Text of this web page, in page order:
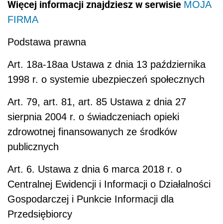
Więcej informacji znajdziesz w serwisie MOJA
FIRMA
Podstawa prawna
Art. 18a-18aa Ustawa z dnia 13 października
1998 r. o systemie ubezpieczeń społecznych
Art. 79, art. 81, art. 85 Ustawa z dnia 27
sierpnia 2004 r. o świadczeniach opieki
zdrowotnej finansowanych ze środków
publicznych
Art. 6. Ustawa z dnia 6 marca 2018 r. o
Centralnej Ewidencji i Informacji o Działalności
Gospodarczej i Punkcie Informacji dla
Przedsiębiorcy